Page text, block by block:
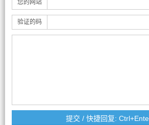
您的网站
验证的码